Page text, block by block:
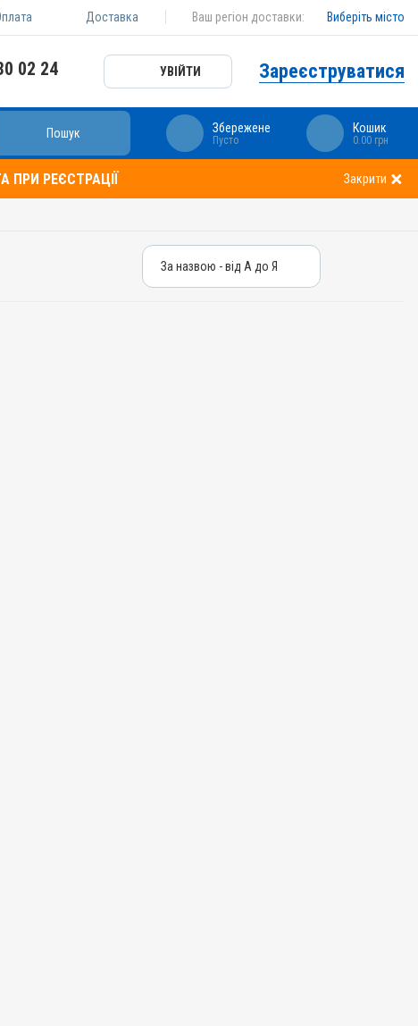
Доставка Ваш регіон доставки: Виберіть місто
02 24 УВІЙТИ Зареєструватися
Пошук Збережене
Пусто
Кошик
0.00 грн
ПРИ РЕЄСТРАЦІЇ Закрити
За назвою - від А до Я